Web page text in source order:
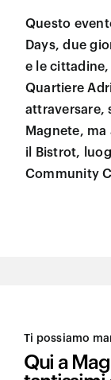
Questo
Days, due
e le cittadine,
Quartiere
attraversare,
Magnete,
il Bistrot,
Community
Ti possiamo
Qui a